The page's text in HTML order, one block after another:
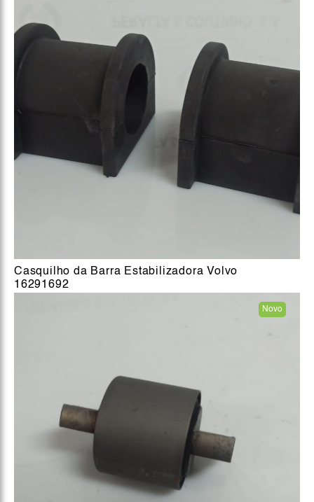
Casquilho da Barra Estabilizadora Volvo
16291692
Novo